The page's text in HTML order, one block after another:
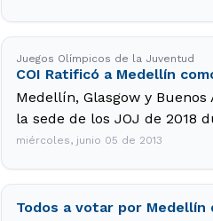
Juegos Olímpicos de la Juventud
COI Ratificó a Medellín
Medellín, Glasgow y
la sede de los JOJ de 2018
miércoles, junio 05 de 2013
Todos a votar por Medellín